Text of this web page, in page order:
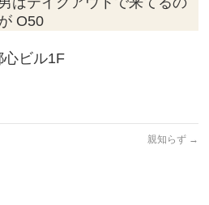
O50
心ビル1F
親知らず →